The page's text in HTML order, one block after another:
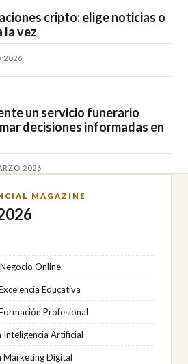
cripto: elige noticias o
la vez
2026
un servicio funerario
decisiones informadas en
2026
MAGAZINE
Online
Educativa
Profesional
Inteligencia Artificial
Marketing Digital